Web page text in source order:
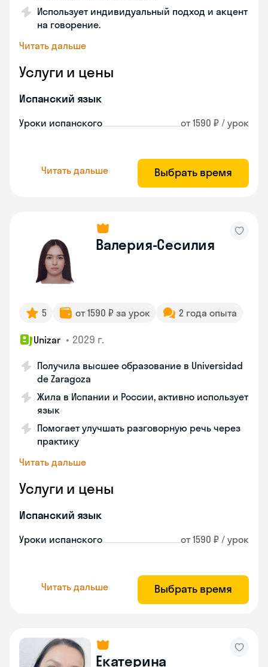
Использует индивидуальный подход и акцент
на говорение.
Читать дальше
Услуги и цены
Испанский язык
Уроки испанского от 1590 ₽ / урок
Читать дальше Выбрать время
Валерия-Сесилия
5 от 1590 ₽ за урок 2 года опыта
Unizar • 2029 г.
Получила высшее образование в Universidad
de Zaragoza
Жила в Испании и России, активно использует
язык
Помогает улучшать разговорную речь через
практику
Читать дальше
Услуги и цены
Испанский язык
Уроки испанского от 1590 ₽ / урок
Читать дальше Выбрать время
Екатерина